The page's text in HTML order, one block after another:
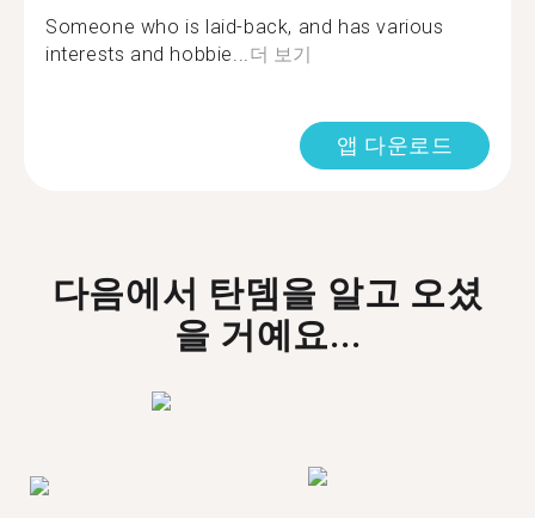
Someone who is laid-back, and has various
interests and hobbie...더 보기
앱 다운로드
다음에서 탄뎀을 알고 오셨
을 거예요...